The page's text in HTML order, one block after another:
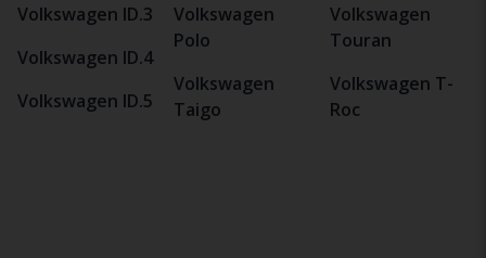
Volkswagen ID.3
Volkswagen ID.4
Volkswagen ID.5
Volkswagen
Polo
Volkswagen
Taigo
Volkswagen
Touran
Volkswagen T-
Roc